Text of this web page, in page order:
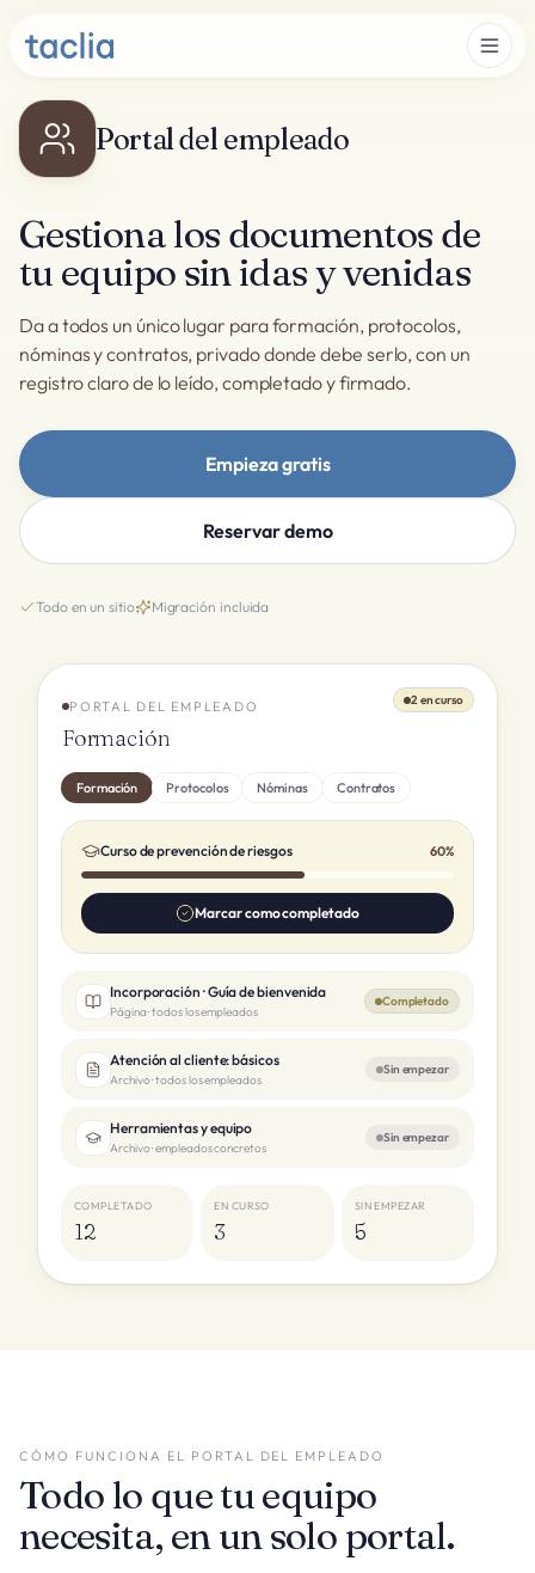
Portal del empleado
Gestiona los documentos de
tu equipo sin idas y venidas
Da a todos un único lugar para formación, protocolos,
nóminas y contratos, privado donde debe serlo, con un
registro claro de lo leído, completado y firmado.
Empieza gratis
Reservar demo
Todo en un sitio Migración incluida
PORTAL DEL EMPLEADO
Formación
2 en curso
Formación Protocolos Nóminas Contratos
Curso de prevención de riesgos 60%
Marcar como completado
Incorporación · Guía de bienvenida
Página · todos los empleados
Completado
Atención al cliente: básicos
Archivo · todos los empleados
Sin empezar
Herramientas y equipo
Archivo · empleados concretos
Sin empezar
COMPLETADO
12
EN CURSO
3
SIN EMPEZAR
5
CÓMO FUNCIONA EL PORTAL DEL EMPLEADO
Todo lo que tu equipo
necesita, en un solo portal.